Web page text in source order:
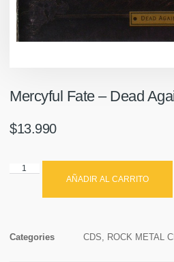
Mercyful Fate – Dead
$13.990
AÑADIR AL CARRITO
Categories CDS, ROCK METAL